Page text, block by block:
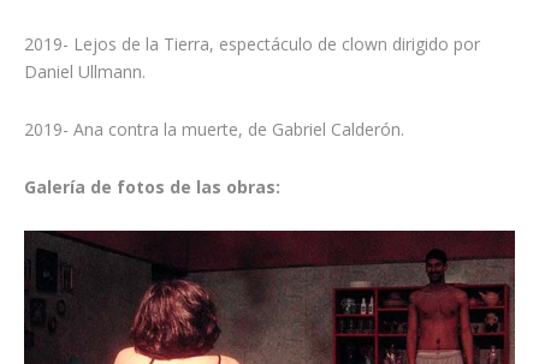
2019- Lejos de la Tierra, espectáculo de clown dirigido por
Daniel Ullmann.
2019- Ana contra la muerte, de Gabriel Calderón.
Galería de fotos de las obras: